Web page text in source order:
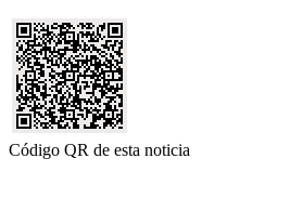
Código QR de esta noticia